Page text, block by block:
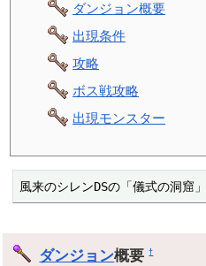
ダンジョン概要
出現条件
攻略
ボス戦攻略
出現モンスター
風来のシレンDSの「儀式の洞窟
ダンジョン概要†